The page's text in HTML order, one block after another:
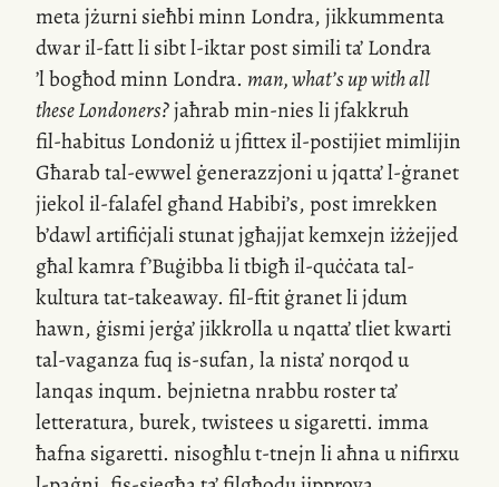
meta jżurni sieħbi minn Londra, jikkummenta
dwaril-fattli sibtl-iktarpost simili ta’ Londra
’l bogħod minn Londra. man,what’sup with all
these Londoners?jaħrab min-niesli jfakkruh
fil-habitus Londoniż u jfittexil-postijietmimlijin
Għarabtal-ewwelġenerazzjoni u jqatta’l-ġranet
jiekolil-falafelgħand Habibi’s, post imrekken
b’dawl artifiċjali stunat jgħajjat kemxejn iżżejjed
għal kamra f’Buġibba li tbigħil-quċċatatal-
kulturatat-takeaway. fil-ftitġranet li jdum
hawn, ġismi jerġa’ jikkrolla u nqatta’ tliet kwarti
tal-vaganzafuq is-sufan, la nista’ norqod u
lanqas inqum. bejnietna nrabbu roster ta’
letteratura, burek, twistees u sigaretti. imma
ħafna sigaretti. nisogħlut-tnejnli aħna u nifirxu